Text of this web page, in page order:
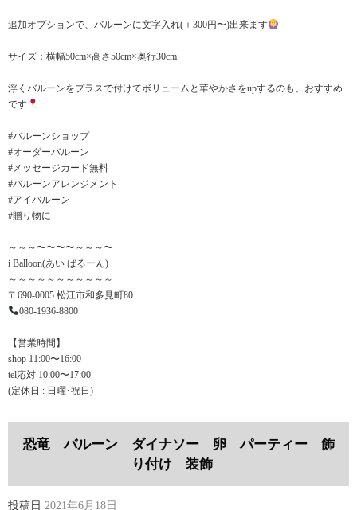
追加オプションで、バルーンに文字入れ(＋300円〜)出来ます
サイズ：横幅50cm×高さ50cm×奥行30cm
浮くバルーンをプラスで付けてボリュームと華やかさをupするのも、おすすめ
です
#バルーンショップ
#オーダーバルーン
#メッセージカード無料
#バルーンアレンジメント
#アイバルーン
#贈り物に
～～～〜〜〜〜～～～〜
i Balloon(あい ばるーん)
～～～～～～～～～～～
〒690-0005 松江市和多見町80
080-1936-8800
【営業時間】
shop 11:00〜16:00
tel応対 10:00〜17:00
(定休日 : 日曜･祝日)
恐竜 バルーン ダイナソー 卵 パーティー 飾
り付け 装飾
投稿日 2021年6月18日